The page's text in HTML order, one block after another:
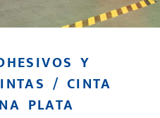
Y
/ CINTA
PLATA